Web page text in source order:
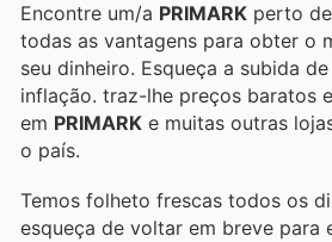
Encontre um/a PRIMARK perto
todas as vantagens para obter o
seu dinheiro. Esqueça a subida
inflação. traz-lhe preços baratos
em PRIMARK e muitas outras
o país.
Temos folheto frescas todos os
esqueça de voltar em breve para